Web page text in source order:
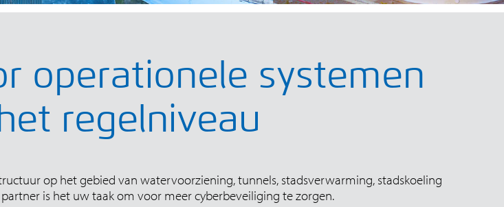
operationele systemen
regelniveau
op het gebied van watervoorziening, tunnels, stadsverwarming, stadskoeling
is het uw taak om voor meer cyberbeveiliging te zorgen.